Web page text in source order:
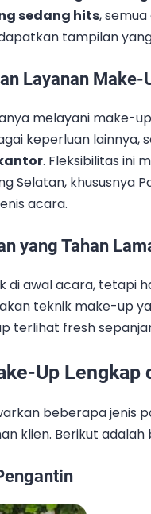
sedang hits,
tampilan
Layanan Make-
melayani make-
keperluan lainnya,
. Fleksibilitas ini
Selatan, khususnya
acara.
yang Tahan
di awal acara, tetapi
teknik make-up
terlihat fresh
Up Lengkap
beberapa jenis
klien. Berikut